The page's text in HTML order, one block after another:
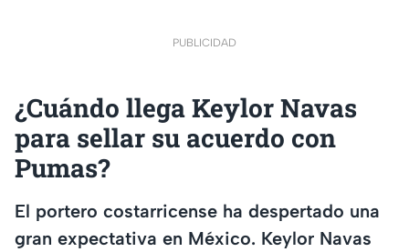
PUBLICIDAD
¿Cuándo llega Keylor Navas
para sellar su acuerdo con
Pumas?
El portero costarricense ha despertado una
gran expectativa en México. Keylor Navas